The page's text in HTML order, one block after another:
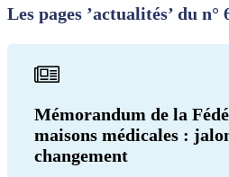
Les pages ’actualités’ du n°
Mémorandum de la
maisons médicales :
changement